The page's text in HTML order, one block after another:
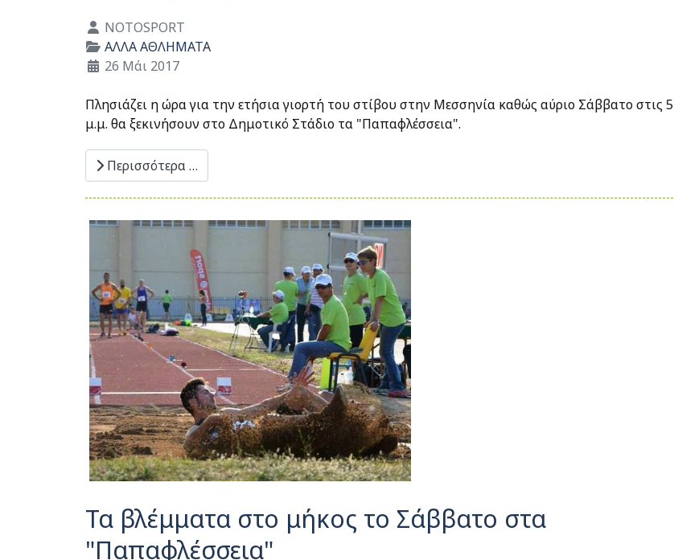
Λεπτομέρειες
NOTOSPORT
ΑΛΛΑ ΑΘΛΗΜΑΤΑ
26 Μάι 2017
Πλησιάζει η ώρα για την ετήσια γιορτή του στίβου στην Μεσσηνία καθώς αύριο Σάββατο στις 5
μ.μ. θα ξεκινήσουν στο Δημοτικό Στάδιο τα "Παπαφλέσσεια".
Περισσότερα …
Τα βλέμματα στο μήκος το Σάββατο στα
"Παπαφλέσσεια"